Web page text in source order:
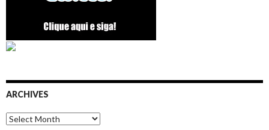
ARCHIVES
Archives